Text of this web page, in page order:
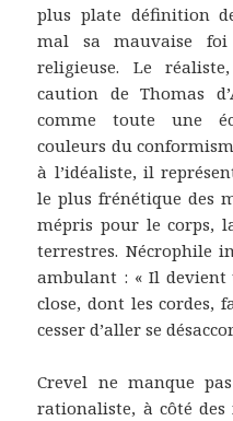
plus plate définition
mal sa mauvaise
religieuse. Le
caution de Thomas
comme toute une
couleurs du
à l’idéaliste, il
le plus frénétique des
mépris pour le corps,
terrestres. Nécrophile
ambulant : « Il devient
close, dont les cordes,
cesser d’aller se
Crevel ne manque
rationaliste, à côté